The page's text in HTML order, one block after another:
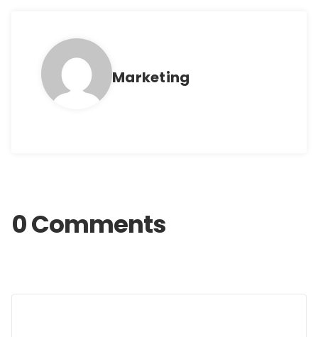
Marketing
0 Comments